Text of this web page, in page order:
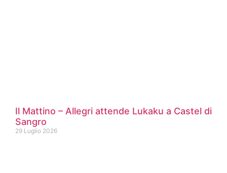
Il Mattino – Allegri attende Lukaku a Castel di
Sangro
29 Luglio 2026